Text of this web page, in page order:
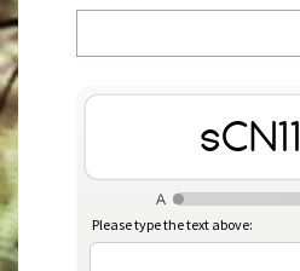
pSImm
Please type the text above: